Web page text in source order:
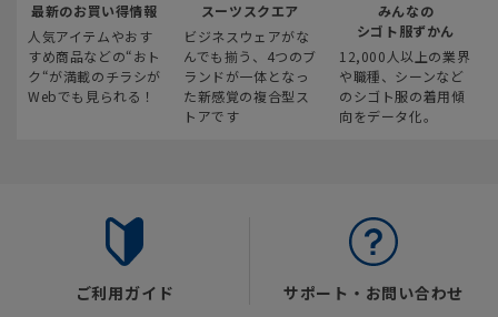
最新のお買い得情報
人気アイテムやおす
すめ商品などの“おト
ク“が満載のチラシが
Webでも見られる！
スーツスクエア
ビジネスウェアがな
んでも揃う、4つのブ
ランドが一体となっ
た新感覚の複合型ス
トアです
みんなの
シゴト服ずかん
12,000人以上の業界
や職種、シーンなど
のシゴト服の着用傾
向をデータ化。
ご利用ガイド サポート・お問い合わせ